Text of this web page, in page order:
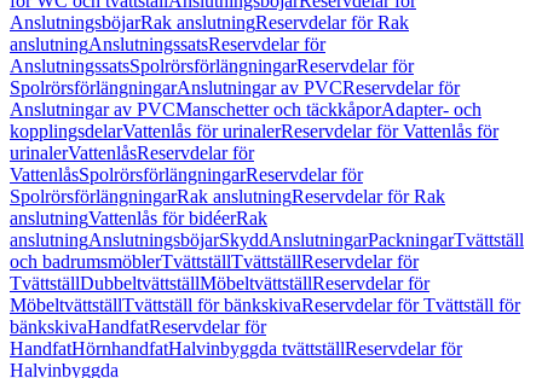
AnslutningsböjarRak anslutningReservdelar för Rak
anslutningAnslutningssatsReservdelar för
AnslutningssatsSpolrörsförlängningarReservdelar för
SpolrörsförlängningarAnslutningar av PVCReservdelar för
Anslutningar av PVCManschetter och täckkåporAdapter- och
kopplingsdelarVattenlås för urinalerReservdelar för Vattenlås för
urinalerVattenlåsReservdelar för
VattenlåsSpolrörsförlängningarReservdelar för
SpolrörsförlängningarRak anslutningReservdelar för Rak
anslutningVattenlås för bidéerRak
anslutningAnslutningsböjarSkyddAnslutningarPackningarTvättställ
och badrumsmöblerTvättställTvättställReservdelar för
TvättställDubbeltvättställMöbeltvättställReservdelar för
MöbeltvättställTvättställ för bänkskivaReservdelar för Tvättställ för
bänkskivaHandfatReservdelar för
HandfatHörnhandfatHalvinbyggda tvättställReservdelar för
Halvinbyggda